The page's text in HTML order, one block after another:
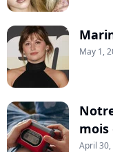
May 1,
mois
April 30,